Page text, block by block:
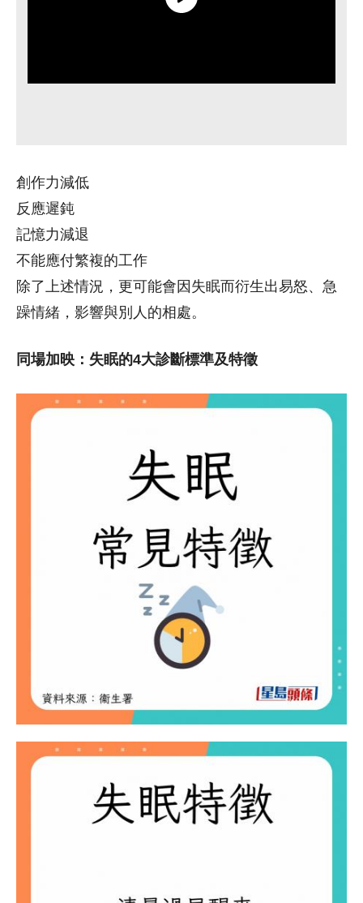
創作力減低
反應遲鈍
記憶力減退
不能應付繁複的工作
除了上述情況，更可能會因失眠而衍生出易怒、急
躁情緒，影響與別人的相處。
同場加映：失眠的4大診斷標準及特徵